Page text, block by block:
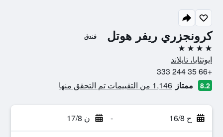
كرونجزري ريفر هوتل فندق
4 نجوم
ايوتثايا، تايلاند
+66 35 244 333
8.2 ممتاز 1,146 من التقييمات تم التحقق منها
ح 16/8 - ن 17/8